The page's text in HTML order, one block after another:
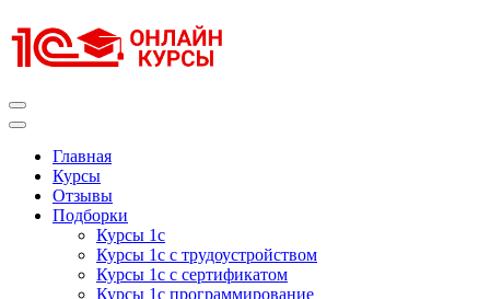
к
содержимому
Главная
Курсы
Отзывы
Подборки
Курсы 1с
Курсы 1с с трудоустройством
Курсы 1с с сертификатом
Курсы 1с программирование